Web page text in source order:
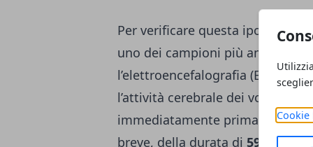
Cookie
Per verificare questa ipotesi, i
uno dei campioni più ampi mai
l’elettroencefalografia (EEG),
l’attività cerebrale dei volontari,
immediatamente prima della
breve, della durata di 59